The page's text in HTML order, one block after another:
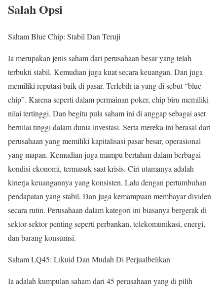
Salah Opsi
Saham Blue Chip: Stabil Dan Teruji
Ia merupakan jenis saham dari perusahaan besar yang telah
terbukti stabil. Kemudian juga kuat secara keuangan. Dan juga
memiliki reputasi baik di pasar. Terlebih ia yang di sebut “blue
chip”. Karena seperti dalam permainan poker, chip biru memiliki
nilai tertinggi. Dan begitu pula saham ini di anggap sebagai aset
bernilai tinggi dalam dunia investasi. Serta mereka ini berasal dari
perusahaan yang memiliki kapitalisasi pasar besar, operasional
yang mapan. Kemudian juga mampu bertahan dalam berbagai
kondisi ekonomi, termasuk saat krisis. Ciri utamanya adalah
kinerja keuangannya yang konsisten. Lalu dengan pertumbuhan
pendapatan yang stabil. Dan juga kemampuan membayar dividen
secara rutin. Perusahaan dalam kategori ini biasanya bergerak di
sektor-sektor penting seperti perbankan, telekomunikasi, energi,
dan barang konsumsi.
Saham LQ45: Likuid Dan Mudah Di Perjualbelikan
Ia adalah kumpulan saham dari 45 perusahaan yang di pilih